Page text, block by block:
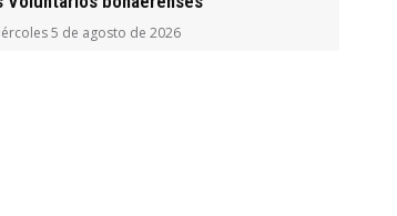
5 de agosto de 2026